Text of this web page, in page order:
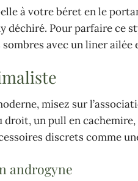
à votre béret en le
déchiré. Pour parfaire ce
avec un liner ailée
misez sur
droit, un pull en
discrets comme
androgyne